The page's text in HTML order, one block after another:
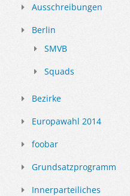
Ausschreibungen
Berlin
SMVB
Squads
Bezirke
Europawahl 2014
foobar
Grundsatzprogramm
Innerparteiliches